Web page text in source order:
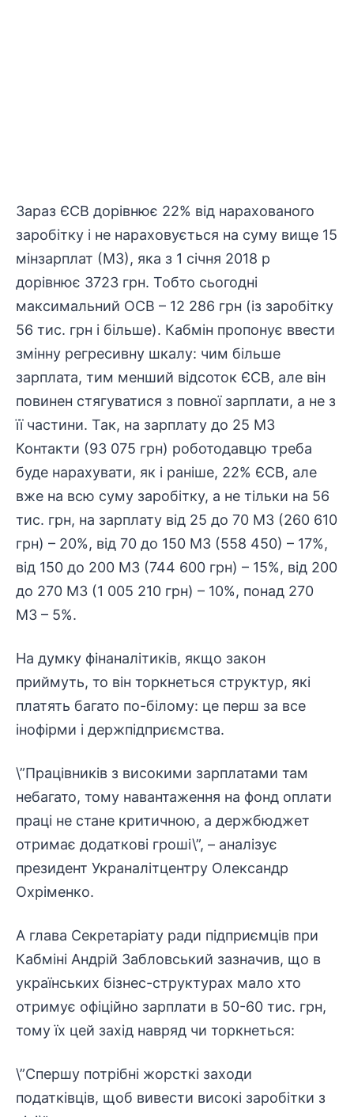
Зараз ЄСВ дорівнює 22% від нарахованого
заробітку і не нараховується на суму вище 15
мінзарплат (МЗ), яка з 1 січня 2018 р
дорівнює 3723 грн. Тобто сьогодні
максимальний ОСВ – 12 286 грн (із заробітку
56 тис. грн і більше). Кабмін пропонує ввести
змінну регресивну шкалу: чим більше
зарплата, тим менший відсоток ЄСВ, але він
повинен стягуватися з повної зарплати, а не з
її частини. Так, на зарплату до 25 МЗ
Контакти (93 075 грн) роботодавцю треба
буде нарахувати, як і раніше, 22% ЄСВ, але
вже на всю суму заробітку, а не тільки на 56
тис. грн, на зарплату від 25 до 70 МЗ (260 610
грн) – 20%, від 70 до 150 МЗ (558 450) – 17%,
від 150 до 200 МЗ (744 600 грн) – 15%, від 200
до 270 МЗ (1 005 210 грн) – 10%, понад 270
МЗ – 5%.
На думку фінаналітиків, якщо закон
приймуть, то він торкнеться структур, які
платять багато по-білому: це перш за все
інофірми і держпідприємства.
\”Працівників з високими зарплатами там
небагато, тому навантаження на фонд оплати
праці не стане критичною, а держбюджет
отримає додаткові гроші\”, – аналізує
президент Украналітцентру Олександр
Охріменко.
А глава Секретаріату ради підприємців при
Кабміні Андрій Забловський зазначив, що в
українських бізнес-структурах мало хто
отримує офіційно зарплати в 50-60 тис. грн,
тому їх цей захід навряд чи торкнеться:
\”Спершу потрібні жорсткі заходи
податківців, щоб вивести високі заробітки з